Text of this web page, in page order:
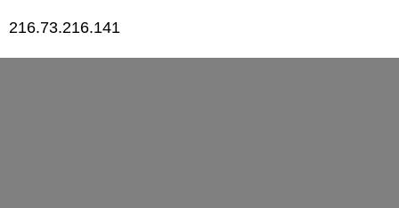
216.73.216.141